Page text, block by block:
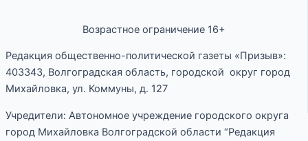
Возрастное ограничение 16+
Редакция общественно-политической газеты «Призыв»:
403343, Волгоградская область, городской округ город
Михайловка, ул. Коммуны, д. 127
Учредители: Автономное учреждение городского округа
город Михайловка Волгоградской области “Редакция